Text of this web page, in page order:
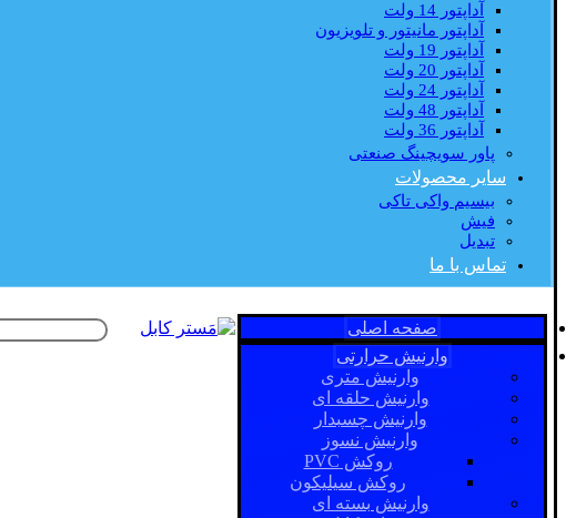
آداپتور 14 ولت
آداپتور مانیتور و تلویزیون
آداپتور 19 ولت
آداپتور 20 ولت
آداپتور 24 ولت
آداپتور 48 ولت
آداپتور 36 ولت
پاور سویچینگ صنعتی
سایر محصولات
بیسیم واکی تاکی
فیش
تبدیل
تماس با ما
صفحه اصلی
وارنیش حرارتی
وارنیش متری
وارنیش حلقه ای
وارنیش چسبدار
وارنیش نسوز
روکش PVC
روکش سیلیکون
وارنیش بسته ای